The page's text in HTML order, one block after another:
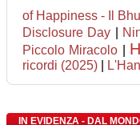
of Happiness - Il
Disclosure Day
Piccolo Miracolo
ricordi (2025)
IN EVIDENZA - DAL